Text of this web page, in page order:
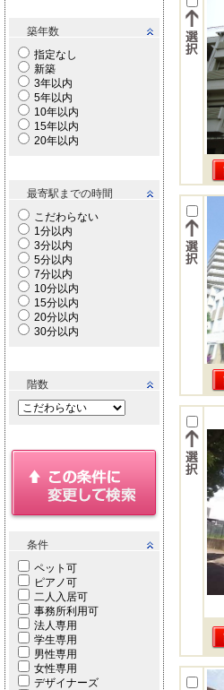
築年数
指定なし
新築
3年以内
5年以内
10年以内
15年以内
20年以内
最寄駅までの時間
こだわらない
1分以内
3分以内
5分以内
7分以内
10分以内
15分以内
20分以内
30分以内
階数
条件
ペット可
ピアノ可
二人入居可
事務所利用可
法人専用
学生専用
男性専用
女性専用
デザイナーズ